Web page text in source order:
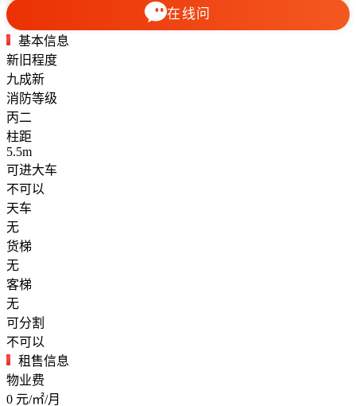
在线问
基本信息
新旧程度
九成新
消防等级
丙二
柱距
5.5m
可进大车
不可以
天车
无
货梯
无
客梯
无
可分割
不可以
租售信息
物业费
0 元/㎡/月